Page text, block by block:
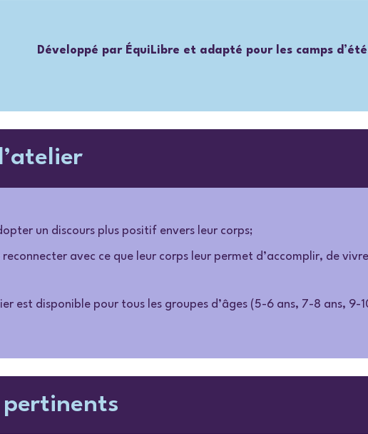
Développé par ÉquiLibre et adapté pour les camps
un discours plus positif envers leur corps;
reconnecter avec ce que leur corps leur permet d’accomplir, de
est disponible pour tous les groupes d’âges (5-6 ans, 7-8 ans, 9-